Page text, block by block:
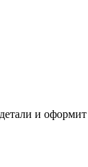
и оформит